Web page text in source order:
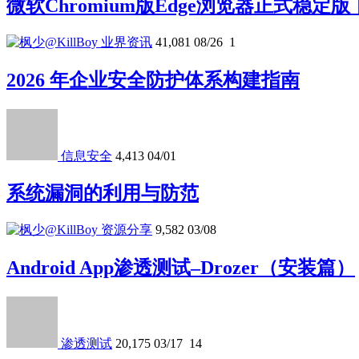
微软Chromium版Edge浏览器正式稳定版
业界资讯 41,081 08/26 1
2026 年企业安全防护体系构建指南
信息安全 4,413 04/01
系统漏洞的利用与防范
资源分享 9,582 03/08
Android App渗透测试–Drozer（安装篇）
渗透测试 20,175 03/17 14